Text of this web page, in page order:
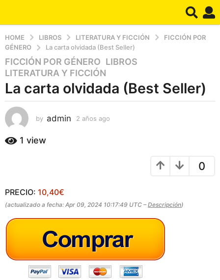
HOME LIBROS LITERATURA Y FICCIÓN
FICCIÓN POR
GÉNERO
La carta olvidada (Best Seller)
2
a
ñ
s
a
o
o
s
g
FICCIÓN POR GÉNERO ,LIBROS
LITERATURA Y FICCIÓN
La carta olvidada (Best Seller)
by admin 2 años ago
1 view
0
PRECIO: 10,40€
(actualizado a fecha: Apr 09, 2024 10:17:49 UTC – Descripción)